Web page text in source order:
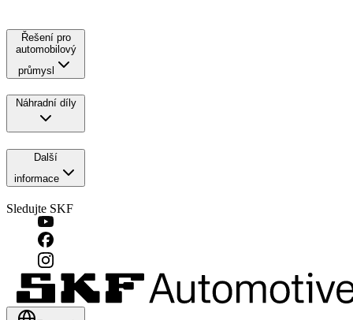
Řešení pro
automobilový
průmysl
Náhradní díly
Další
informace
Sledujte SKF